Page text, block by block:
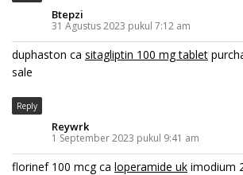
Btepzi
31 Agustus 2023 pukul 7:12 am
duphaston ca sitagliptin 100 mg tablet
sale
Reply
Reywrk
1 September 2023 pukul 9:41 am
florinef 100 mcg ca loperamide uk imodium